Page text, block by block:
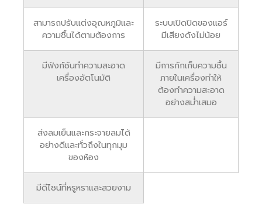
สามารถปรับแต่งอุณหภูมิและ
ความชื้นได้ตามต้องการ
ระบบเปิดปิดของแอร์
มีเสียงดังไม่น้อย
มีฟังก์ชันทำความสะอาด
เครื่องอัตโนมัติ
มีการกักเก็บความชื้น
ภายในเครื่องทำให้
ต้องทำความสะอาด
อย่างสม่ำเสมอ
ส่งลมเย็นและกระจายลมได้
อย่างดีและทั่วถึงในทุกมุม
ของห้อง
มีดีไซน์ที่หรูหราและสวยงาม